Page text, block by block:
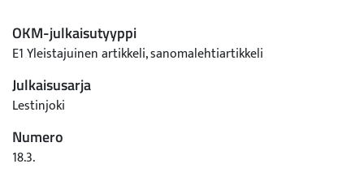
OKM-julkaisutyyppi
E1 Yleistajuinen artikkeli, sanomalehtiartikkeli
Julkaisusarja
Lestinjoki
Numero
18.3.